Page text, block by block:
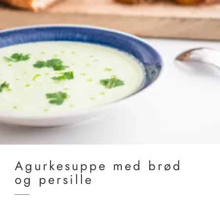
Agurkesuppe med brød
og persille